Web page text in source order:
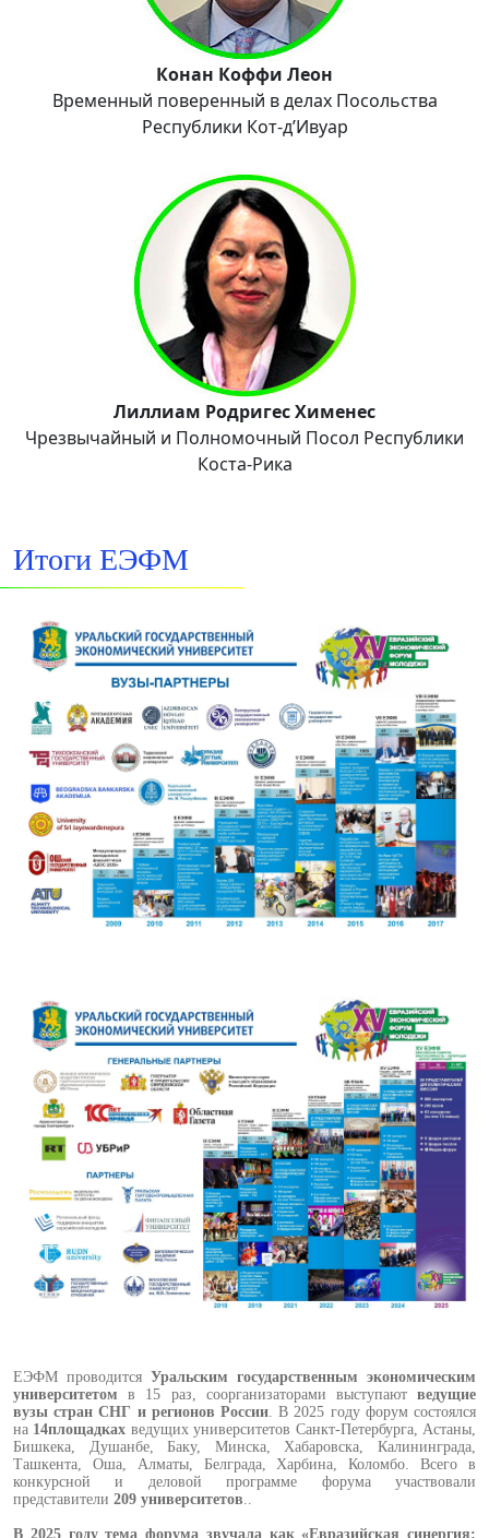
Конан Коффи Леон
Временный поверенный в делах Посольства
Республики Кот-д’Ивуар
Лиллиам Родригес Хименес
Чрезвычайный и Полномочный Посол Республики
Коста-Рика
Итоги ЕЭФМ
ЕЭФМ проводится Уральским государственным экономическим
университетом в 15 раз, соорганизаторами выступают ведущие
вузы стран СНГ и регионов России. В 2025 году форум состоялся
на 14площадках ведущих университетов Санкт-Петербурга, Астаны,
Бишкека, Душанбе, Баку, Минска, Хабаровска, Калининграда,
Ташкента, Оша, Алматы, Белграда, Харбина, Коломбо. Всего в
конкурсной и деловой программе форума участвовали
представители 209 университетов..
В 2025 году тема форума звучала как «Евразийская синергия: